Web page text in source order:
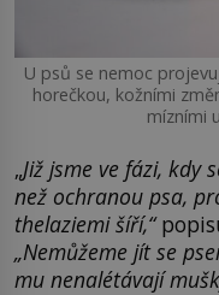
U psů se nemoc
horečkou, kožními
mízními
„Již jsme ve fázi, kdy
než ochranou psa,
thelaziemi šíří,“
„Nemůžeme jít se
mu nenalétávají